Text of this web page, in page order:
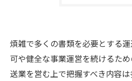
煩雑で多くの書類を必要とする
可や健全な事業運営を続けるた
送業を営む上で把握すべき内容